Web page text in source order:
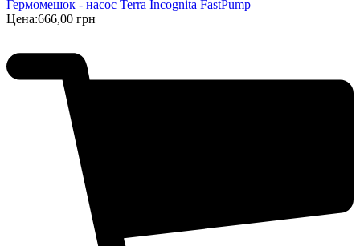
Гермомешок - насос Terra Incognita FastPump
Цена:666,00 грн